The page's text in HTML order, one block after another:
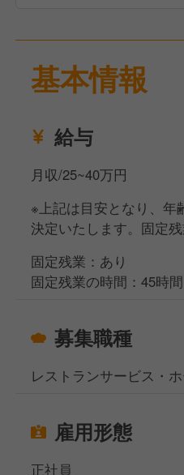
境です。
基本情報
給与
月収/25~40万円
※上記は目安となり、年
決定いたします。固定残
固定残業：あり
固定残業の時間：45時間
募集職種
レストランサービス・
雇用形態
正社員